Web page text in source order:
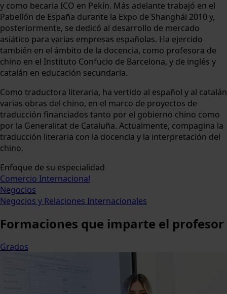
y como becaria ICO en Pekín. Más adelante trabajó en el
Pabellón de España durante la Expo de Shanghái 2010 y,
posteriormente, se dedicó al desarrollo de mercado
asiático para varias empresas españolas. Ha ejercido
también en el ámbito de la docencia, como profesora de
chino en el Instituto Confucio de Barcelona, y de inglés y
catalán en educación secundaria.
Como traductora literaria, ha vertido al español y al catalán
varias obras del chino, en el marco de proyectos de
traducción financiados tanto por el gobierno chino como
por la Generalitat de Cataluña. Actualmente, compagina la
traducción literaria con la docencia y la interpretación del
chino.
Enfoque de su especialidad
Comercio Internacional
Negocios
Negocios y Relaciones Internacionales
Formaciones que imparte el profesor
Grados